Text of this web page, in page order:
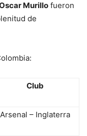
Murillo fueron
de
Club
Arsenal – Inglaterra